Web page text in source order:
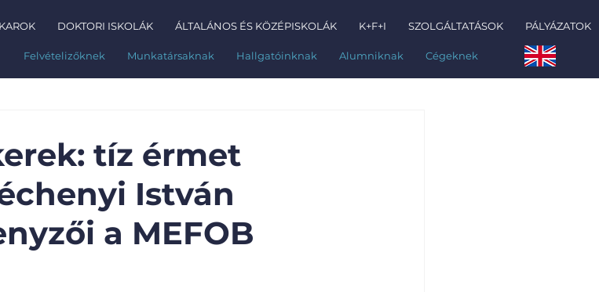
Felvételizőknek Munkatársaknak Hallgatóinknak Alumniknak Cégeknek
DOKTORI ISKOLÁK ÁLTALÁNOS ÉS KÖZÉPISKOLÁK K+F+I SZOLGÁLTATÁSOK PÁLYÁZATOK
tíz érmet
István
a MEFOB